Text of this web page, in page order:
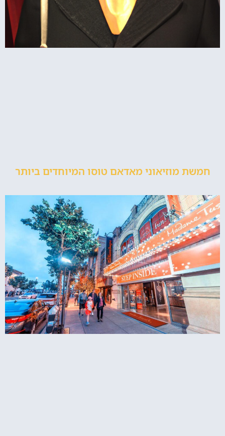
חמשת מוזיאוני מאדאם טוסו המיוחדים ביותר